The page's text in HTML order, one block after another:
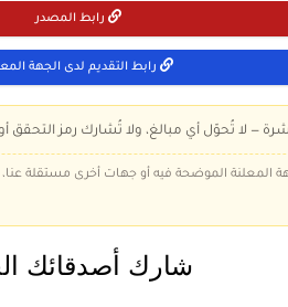
رابط المصدر
رابط التقديم لدى الجهة
— لا تُحوّل أي مبالغ، ولا تُشارك رمز التحقق
المعلنة الموضحة فيه أو جهات أخرى
شارك أصدقائك